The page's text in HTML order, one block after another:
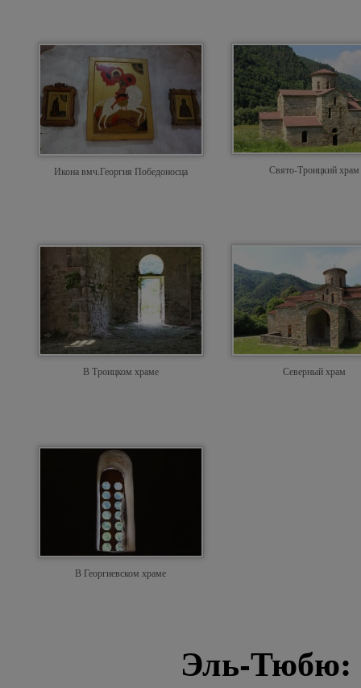
Икона вмч.Георгия Победоносца Свято-Троицкий храм
В Троицком храме Северный храм
В Георгиевском храме
Эль-Тюбю: